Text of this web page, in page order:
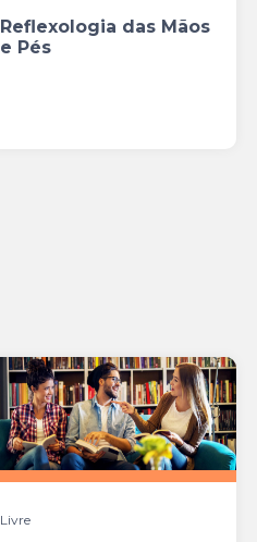
Reflexologia das Mãos
e Pés
Livre